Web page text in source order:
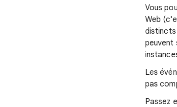
Vous
Web
distincts
peuvent
Les
pas
Passez